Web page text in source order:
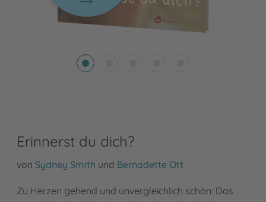
Erinnerst du dich?
von Sydney Smith und Bernadette Ott
Zu Herzen gehend und unvergleichlich schön: Das